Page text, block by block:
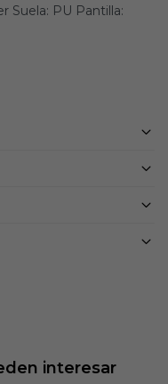
Suela: PU Pantilla:
interesar